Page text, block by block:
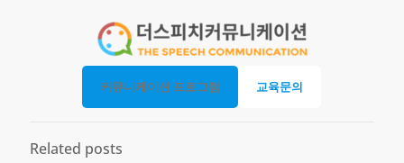
커뮤니케이션 프로그램 교육문의
Related posts